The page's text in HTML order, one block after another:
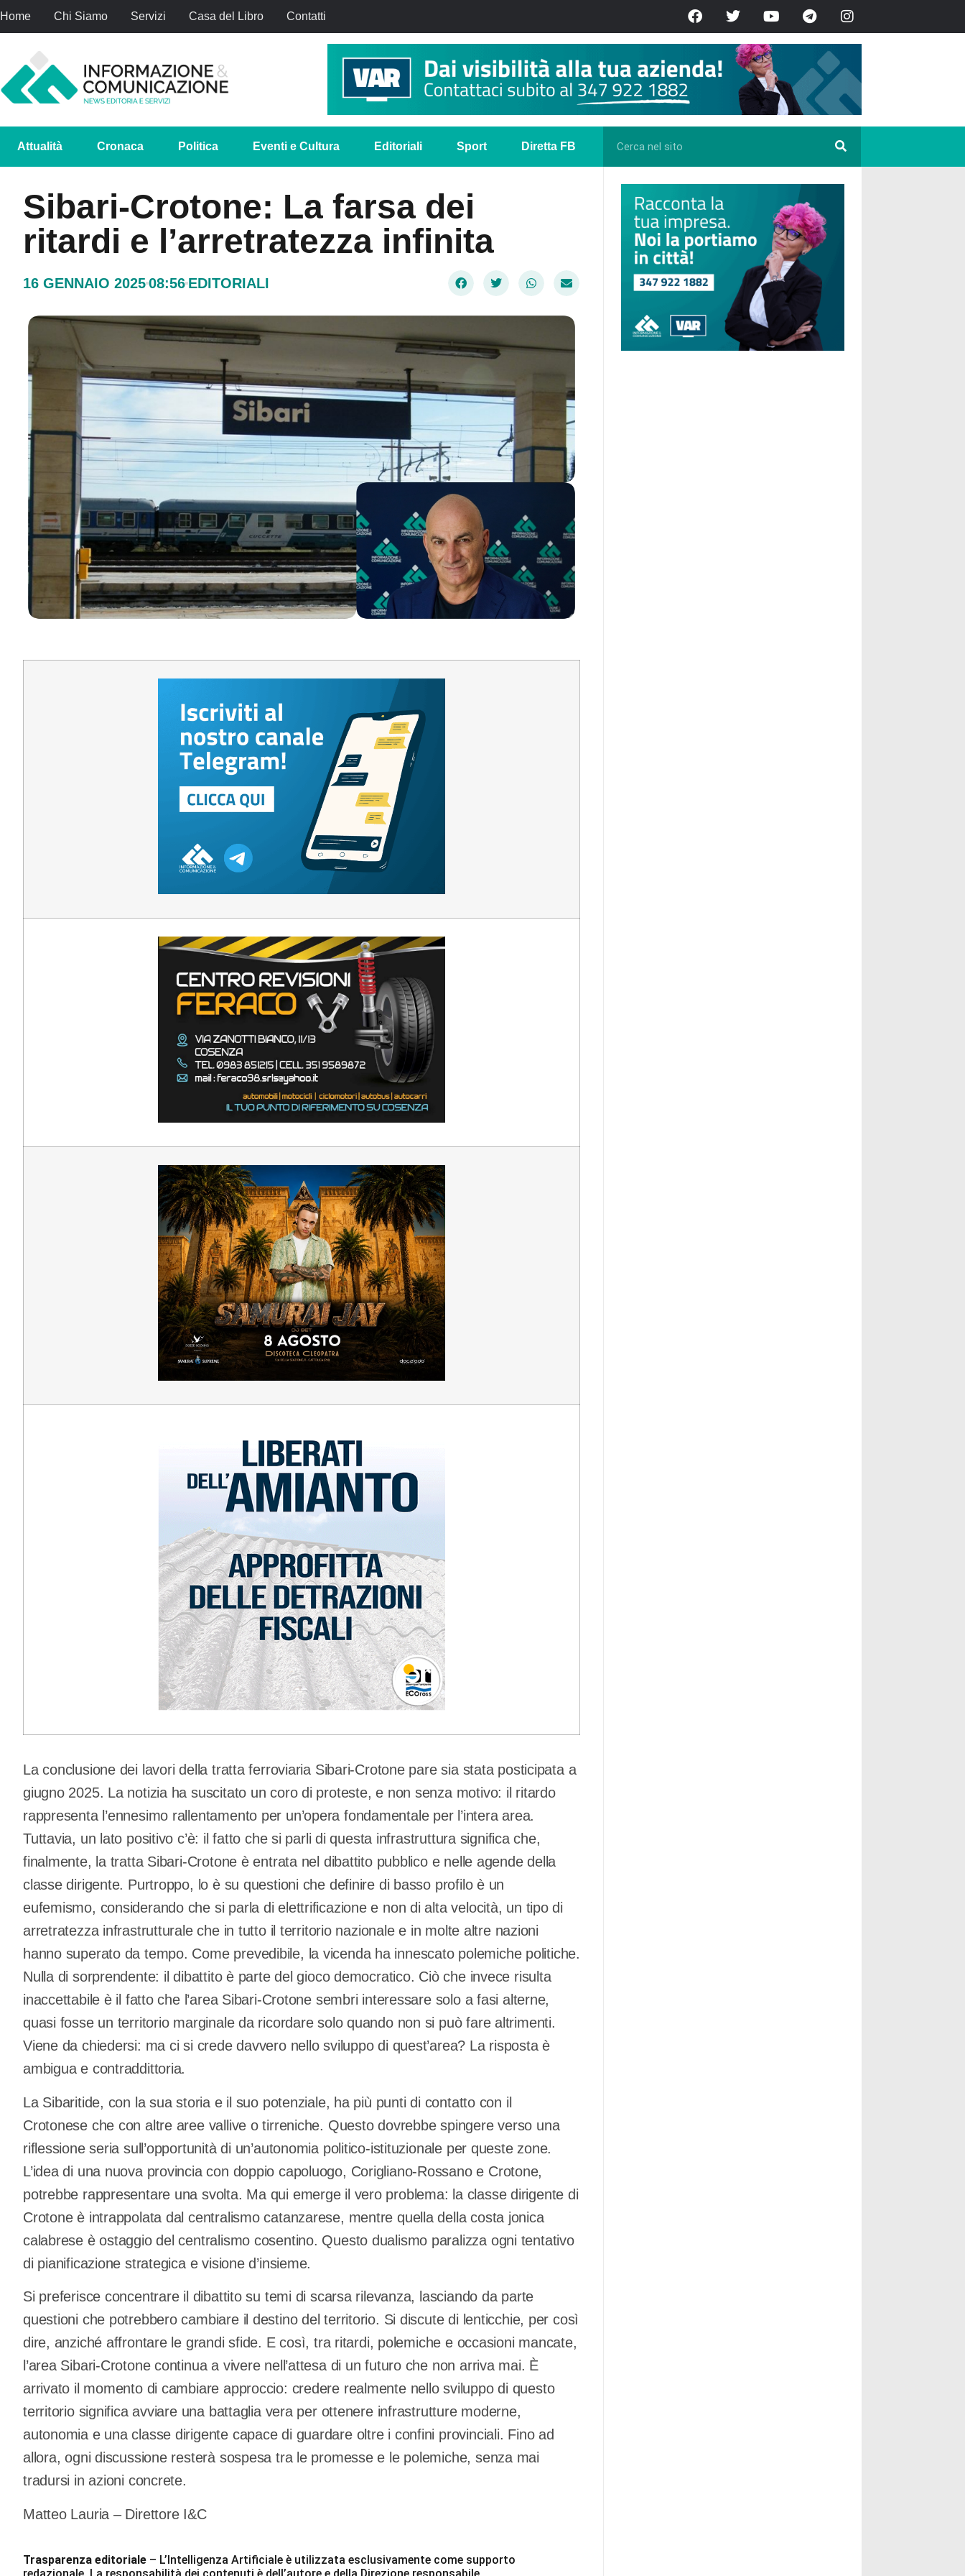
Home Chi Siamo Servizi Casa del Libro Contatti
Attualità Cronaca Politica Eventi e Cultura Editoriali Sport Diretta FB
Sibari-Crotone: La farsa dei
ritardi e l’arretratezza infinita
16 GENNAIO 202508:56 EDITORIALI
La conclusione dei lavori della tratta ferroviaria Sibari-Crotone pare sia stata posticipata a
giugno 2025. La notizia ha suscitato un coro di proteste, e non senza motivo: il ritardo
rappresenta l’ennesimo rallentamento per un’opera fondamentale per l’intera area.
Tuttavia, un lato positivo c’è: il fatto che si parli di questa infrastruttura significa che,
finalmente, la tratta Sibari-Crotone è entrata nel dibattito pubblico e nelle agende della
classe dirigente. Purtroppo, lo è su questioni che definire di basso profilo è un
eufemismo, considerando che si parla di elettrificazione e non di alta velocità, un tipo di
arretratezza infrastrutturale che in tutto il territorio nazionale e in molte altre nazioni
hanno superato da tempo. Come prevedibile, la vicenda ha innescato polemiche politiche.
Nulla di sorprendente: il dibattito è parte del gioco democratico. Ciò che invece risulta
inaccettabile è il fatto che l’area Sibari-Crotone sembri interessare solo a fasi alterne,
quasi fosse un territorio marginale da ricordare solo quando non si può fare altrimenti.
Viene da chiedersi: ma ci si crede davvero nello sviluppo di quest’area? La risposta è
ambigua e contraddittoria.
La Sibaritide, con la sua storia e il suo potenziale, ha più punti di contatto con il
Crotonese che con altre aree vallive o tirreniche. Questo dovrebbe spingere verso una
riflessione seria sull’opportunità di un’autonomia politico-istituzionale per queste zone.
L’idea di una nuova provincia con doppio capoluogo, Corigliano-Rossano e Crotone,
potrebbe rappresentare una svolta. Ma qui emerge il vero problema: la classe dirigente di
Crotone è intrappolata dal centralismo catanzarese, mentre quella della costa jonica
calabrese è ostaggio del centralismo cosentino. Questo dualismo paralizza ogni tentativo
di pianificazione strategica e visione d’insieme.
Si preferisce concentrare il dibattito su temi di scarsa rilevanza, lasciando da parte
questioni che potrebbero cambiare il destino del territorio. Si discute di lenticchie, per così
dire, anziché affrontare le grandi sfide. E così, tra ritardi, polemiche e occasioni mancate,
l’area Sibari-Crotone continua a vivere nell’attesa di un futuro che non arriva mai. È
arrivato il momento di cambiare approccio: credere realmente nello sviluppo di questo
territorio significa avviare una battaglia vera per ottenere infrastrutture moderne,
autonomia e una classe dirigente capace di guardare oltre i confini provinciali. Fino ad
allora, ogni discussione resterà sospesa tra le promesse e le polemiche, senza mai
tradursi in azioni concrete.
Matteo Lauria – Direttore I&C
Trasparenza editoriale – L’Intelligenza Artificiale è utilizzata esclusivamente come supporto